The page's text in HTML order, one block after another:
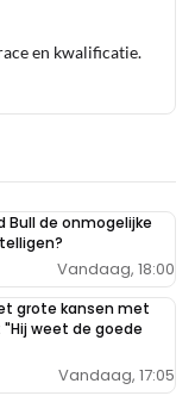
en kwalificatie.
Bull de onmogelijke
Vandaag, 18:00
grote kansen met
weet de goede
Vandaag, 17:05